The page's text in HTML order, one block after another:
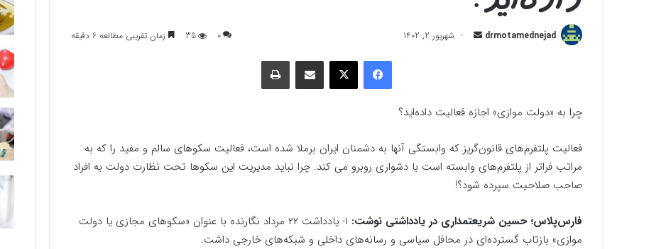
drmotamednejad
ارسال شهریور 2, 1402 0
35 زمان تقریبی مطالعه 6 دقیقه
فیسبوک ایکس اشتراک گذاری با ایمیل چاپ
چرا به «دولت موازی» اجازه فعالیت داده‌اید؟
فعالیت پلتفرم‌های قانون‌گریز که وابستگی آنها به دشمنان ایران برملا شده است، فعالیت سکوهای سالم و مفید را که به
مراتب فراتر از پلتفرم‌های وابسته است با دشواری روبرو می کند‌. چرا نباید مدیریت این سکوها تحت نظارت دولت به افراد
صاحب صلاحیت سپرده شود؟!
فارس‌پلاس؛ حسین شریعتمداری در یادداشتی نوشت:
۱- یادداشت ۲۲ مرداد نگارنده با عنوان «‌سکوهای مجازی یا دولت
موازی‌» بازتاب گسترده‌ای در محافل سیاسی و رسانه‌های داخلی و شبکه‌های خارجی داشت.